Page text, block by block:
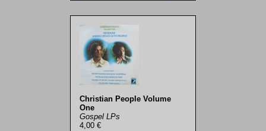
Christian People Volume
One
Gospel LPs
4,00 €